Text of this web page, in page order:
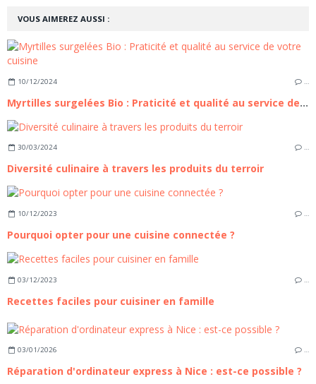
VOUS AIMEREZ AUSSI :
10/12/2024 …
Myrtilles surgelées Bio : Praticité et qualité au service de votre cuisine
30/03/2024 …
Diversité culinaire à travers les produits du terroir
10/12/2023 …
Pourquoi opter pour une cuisine connectée ?
03/12/2023 …
Recettes faciles pour cuisiner en famille
03/01/2026 …
Réparation d'ordinateur express à Nice : est-ce possible ?